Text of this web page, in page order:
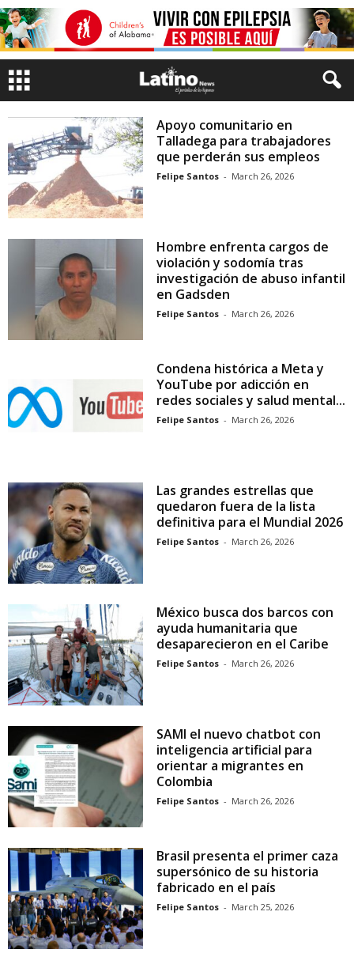
Apoyo comunitario en
Talladega para trabajadores
que perderán sus empleos
Felipe Santos - March 26, 2026
Hombre enfrenta cargos de
violación y sodomía tras
investigación de abuso infantil
en Gadsden
Felipe Santos - March 26, 2026
Condena histórica a Meta y
YouTube por adicción en
redes sociales y salud mental...
Felipe Santos - March 26, 2026
Las grandes estrellas que
quedaron fuera de la lista
definitiva para el Mundial 2026
Felipe Santos - March 26, 2026
México busca dos barcos con
ayuda humanitaria que
desaparecieron en el Caribe
Felipe Santos - March 26, 2026
SAMI el nuevo chatbot con
inteligencia artificial para
orientar a migrantes en
Colombia
Felipe Santos - March 26, 2026
Brasil presenta el primer caza
supersónico de su historia
fabricado en el país
Felipe Santos - March 25, 2026